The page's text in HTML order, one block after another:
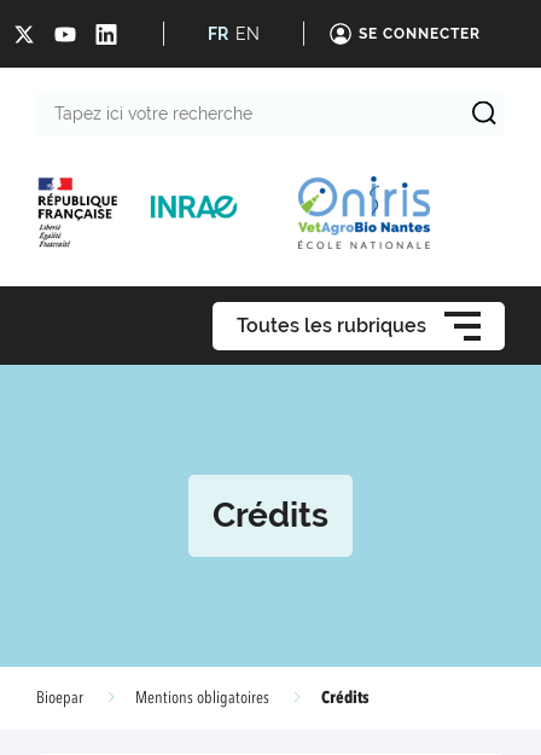
FR EN SE CONNECTER
Toutes les rubriques
Crédits
Bioepar Mentions obligatoires Crédits